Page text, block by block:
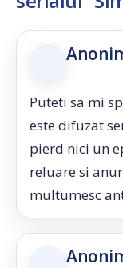
Puteti sa mi
este difuzat
pierd nici un
reluare si
multumesc